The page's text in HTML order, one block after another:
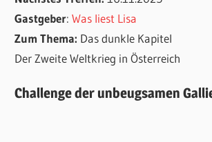
Gastgeber:Was liest Lisa
Zum Thema: Das dunkle Kapitel
Der Zweite Weltkrieg in Österreich
Challenge der unbeugsamen